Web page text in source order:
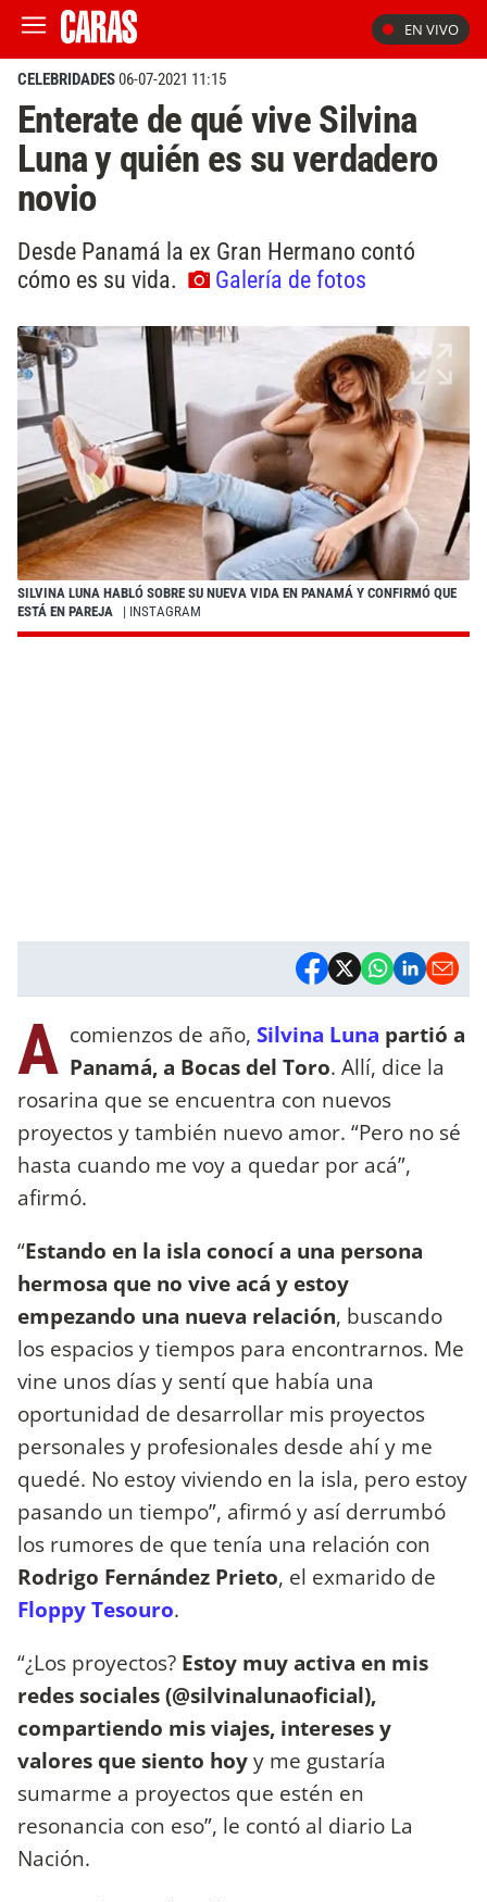
EN VIVO
CELEBRIDADES06-07-2021 11:15
Enterate de qué vive Silvina
Luna y quién es su verdadero
novio
Desde Panamá la ex Gran Hermano contó
cómo es su vida.
Galería de fotos
SILVINA LUNA HABLÓ SOBRE SU NUEVA VIDA EN PANAMÁ Y CONFIRMÓ QUE
ESTÁ EN PAREJA
| INSTAGRAM
A comienzos de año, Silvina Luna partió a
Panamá, a Bocas del Toro. Allí, dice la
rosarina que se encuentra con nuevos
proyectos y también nuevo amor. “Pero no sé
hasta cuando me voy a quedar por acá”,
afirmó.
“Estando en la isla conocí a una persona
hermosa que no vive acá y estoy
empezando una nueva relación, buscando
los espacios y tiempos para encontrarnos. Me
vine unos días y sentí que había una
oportunidad de desarrollar mis proyectos
personales y profesionales desde ahí y me
quedé. No estoy viviendo en la isla, pero estoy
pasando un tiempo”, afirmó y así derrumbó
los rumores de que tenía una relación con
Rodrigo Fernández Prieto, el exmarido de
Floppy Tesouro.
“¿Los proyectos? Estoy muy activa en mis
redes sociales (@silvinalunaoficial),
compartiendo mis viajes, intereses y
valores que siento hoyy me gustaría
sumarme a proyectos que estén en
resonancia con eso”, le contó al diario La
Nación.